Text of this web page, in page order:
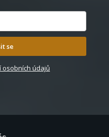
se
osobních údajů